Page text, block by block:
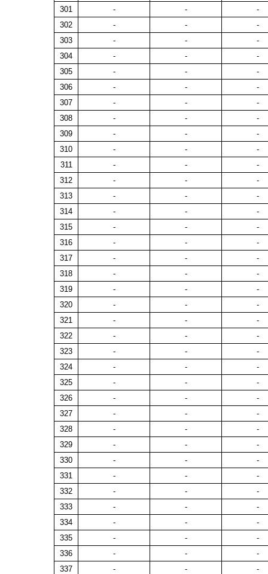
301
- -
-
302
- -
-
303
- -
-
304
- -
-
305
- -
-
306
- -
-
307
- -
-
308
- -
-
309
- -
-
310
- -
-
311
- -
-
312
- -
-
313
- -
-
314
- -
-
315
- -
-
316
- -
-
317
- -
-
318
- -
-
319
- -
-
320
- -
-
321
- -
-
322
- -
-
323
- -
-
324
- -
-
325
- -
-
326
- -
-
327
- -
-
328
- -
-
329
- -
-
330
- -
-
331
- -
-
332
- -
-
333
- -
-
334
- -
-
335
- -
-
336
- -
-
337
- -
-